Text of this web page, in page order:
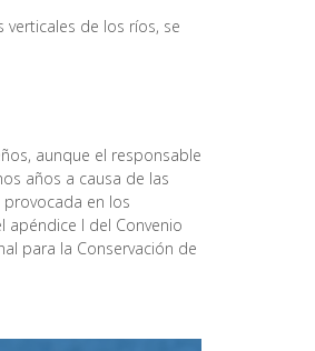
de los ríos, se
aunque el responsable
años a causa de las
en los
I del Convenio
para la Conservación de